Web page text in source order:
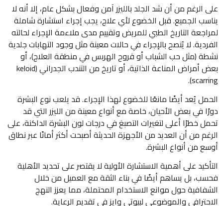
على الرغم من أن شد الجلد بالليزر آمن وفعال بشكل عام، إلا أنه لا
يناسب الجميع. قبل الخضوع لأي علاج، يجب إجراء استشارة شاملة
لمراجعة التاريخ الطبي للمريض وتقييم مدى ملاءمة الإجراء لحالته
الفردية. لا يُنصح بالإجراء في حالات معينة مثل وجود التهابات جلدية
نشطة (مثل حب الشباب أو قروح الهربس في منطقة العلاج)، أو
بعض أمراض المناعة الذاتية، أو تاريخ من التندب الجدراني (keloid
scarring).
الحمل يُعد أيضًا مانعًا للخضوع لهذا الإجراء. قد يلعب نوع البشرة
دورًا في بعض الأحيان، خاصة مع أنواع معينة من الليزر التي قد
تحمل خطرًا أعلى لتغيرات التصبغ في درجات لون البشرة الداكنة، على
الرغم من أن العديد من الأجهزة الحديثة أصبحت أكثر أمانًا عبر نطاق
أوسع من أنواع البشرة.
التأكيد على أهمية الاستشارة الأولية لا يقتصر على تحديد الأهلية
فحسب، بل يساهم أيضًا في بناء الثقة مع العميل من خلال
الشفافية حول موانع الاستخدام المحتملة، مما يعزز النهج
الاحترافي والموضوعي لبيوتي وايز في تقديم الرعاية.